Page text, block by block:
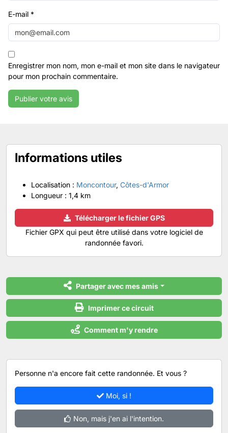
E-mail *
Enregistrer mon nom, mon e-mail et mon site dans le navigateur
pour mon prochain commentaire.
Informations utiles
Localisation : Moncontour, Côtes-d'Armor
Longueur : 1,4 km
Télécharger le fichier GPS
Fichier GPX qui peut être utilisé dans votre logiciel de
randonnée favori.
Partager avec mes amis
Imprimer ce circuit
Comment m'y rendre
Personne n'a encore fait cette randonnée. Et vous ?
Moi, si !
Non, mais j'en ai l'intention.